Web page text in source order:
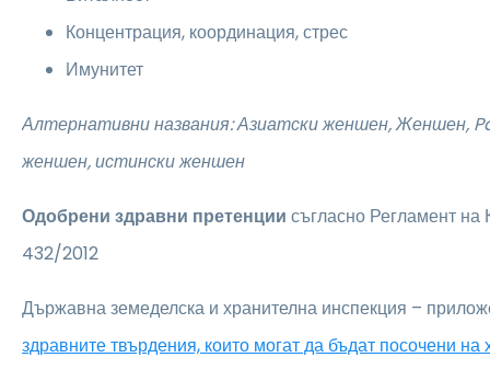
Концентрация, координация, стрес
Имунитет
Алтернативни названия: Азиатски женшен, Женшен,
женшен, истински женшен
Одобрени здравни претенции съгласно Регламент
432/2012
Държавна земеделска и хранителна инспекция –
здравните твърдения, които могат да бъдат посочени на